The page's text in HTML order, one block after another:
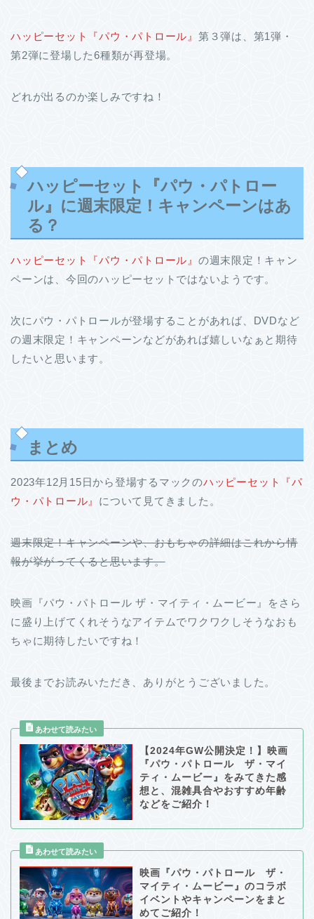
ハッピーセット『パウ・パトロール』 第３弾は、第1弾・
第2弾に登場した6種類が再登場。
どれが出るのか楽しみですね！
ハッピーセット『パウ・パトロー
ル』に週末限定！キャンペーンはあ
る？
ハッピーセット『パウ・パトロール』 の週末限定！キャン
ペーンは、今回のハッピーセットではないようです。
次にパウ・パトロールが登場することがあれば、DVDなど
の週末限定！キャンペーンなどがあれば嬉しいなぁと期待
したいと思います。
まとめ
2023年12月15日から登場するマックのハッピーセット『パ
ウ・パトロール』 について見てきました。
週末限定！キャンペーンや、おもちゃの詳細はこれから情
報が挙がってくると思います。
映画『パウ・パトロール ザ・マイティ・ムービー』をさら
に盛り上げてくれそうなアイテムでワクワクしそうなおも
ちゃに期待したいですね！
最後までお読みいただき、ありがとうございました。
【2024年GW公開決定！】映画
『パウ・パトロール ザ・マイ
ティ・ムービー』をみてきた感
想と、混雑具合やおすすめ年齢
などをご紹介！
映画『パウ・パトロール ザ・
マイティ・ムービー』のコラボ
イベントやキャンペーンをまと
めてご紹介！